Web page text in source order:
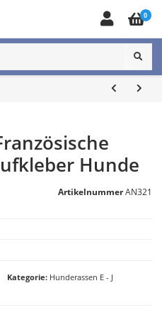
0
Hunde
ArtikelnummerAN321
Kategorie Hunderassen E - J